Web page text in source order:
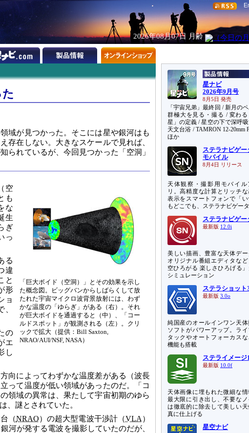
2026年08月07日 月齢
域が見つかった。そこには星や銀河はも
存在しない。大きなスケールで見れば、
られているが、今回見つかった「空洞」
「巨大ボイド（空洞）」とその効果を示し
た概念図。ビッグバンからしばらくして放
たれた宇宙マイクロ波背景放射には、わず
かな温度の「ゆらぎ」がある（右）。それ
が巨大ボイドを通過すると（中）、「コー
ルドスポット」が観測される（左）。クリ
ックで拡大（提供：Bill Saxton,
NRAO/AUI/NSF, NASA）
空
も
な
生
ぎ
っ
る
違
と
形
ョ
の
エ
し
向によってわずかな温度差がある（波長
って温度が低い領域があったのだ。「コ
領域の異常は、果たして宇宙初期のゆら
、謎とされていた。
（NRAO）の超大型電波干渉計（VLA ）
河が発する電波を撮影していたのだが、
星ナビ
2026年9月号
8月5日 発売
「宇宙兄弟」最終回 / 新月の
群極大を見る・撮る / 変わる
星」の定義 / 星空の下で深呼
天文台浴 / TAMRON 12-20mm
ほか
ステラナビゲー
モバイル
8月4日 リリース
天体観察・撮影用モバイル
リ。高精度な計算とリッチな
表示をスマートフォンで「
もどこでも、ステラナビゲータ
ステラナビゲー
最新版 12.0i
美しい描画、豊富な天体デー
オリジナル番組エディタなど
空ひろがる 楽しさひろげる」
シミュレーション
ステラショット
最新版 3.0o
純国産のオールインワン天
ソフトがパワーアップ。ライ
タックやオートフォーカス
機能も搭載
ステライメージ
最新版 10.0f
天体画像に埋もれた微細な情
最大限に引き出し、不要な
は徹底的に除去して美しい
真に仕上げる
星空ナビ